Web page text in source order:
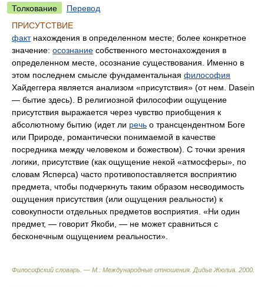
Толкование
Перевод
ПРИСУТСТВИЕ
фактнахождения в определенном месте; более конкретное
значение: осознание собственного местонахождения в
определенном месте, осознание существования. Именно в
этом последнем смысле фундаментальная философия
Хайдеггера является анализом «присутствия» (от нем. Dasein
— бытие здесь). В религиозной философии ощущение
присутствия выражается через чувство приобщения к
абсолютному бытию (идет ли речь о трансцендентном Боге
или Природе, романтически понимаемой в качестве
посредника между человеком и божеством). С точки зрения
логики, присутствие (как ощущение некой «атмосферы», по
словам Ясперса) часто противопоставляется восприятию
предмета, чтобы подчеркнуть таким образом несводимость
ощущения присутствия (или ощущения реальности) к
совокупности отдельных предметов восприятия. «Ни один
предмет, — говорит Якоби, — не может сравниться с
бесконечным ощущением реальности».
Философский словарь. — М.: Международные отношения Дидье Жюлиа 2000